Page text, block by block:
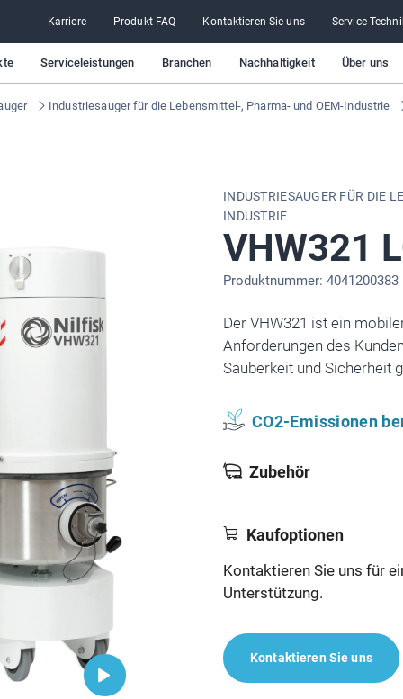
Karriere Produkt-FAQ Kontaktieren Sie uns Service-
Serviceleistungen Branchen Nachhaltigkeit Über uns
Industriesauger für die Lebensmittel-, Pharma- und OEM-Industrie
INDUSTRIESAUGER FÜR DIE
INDUSTRIE
VHW321
Produktnummer: 4041200383
Der VHW321 ist ein
Anforderungen des
Sauberkeit und Sicherheit
CO2-Emissionen
Zubehör
Kaufoptionen
Kontaktieren Sie uns für
Unterstützung.
Kontaktieren Sie uns